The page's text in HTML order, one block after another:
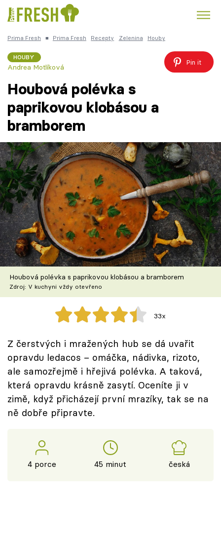
Česká kuchyně
Témata
Recepty
Články
TV Program
Škola vaření
Recepty z TV
Speciál: Cuketa
Těhotnej kuchař
Přihlášení
Sledujte nás
Prima Fresh ■ Prima Fresh Recepty Zelenina Houby
HOUBY
Andrea Motlíková
Pin it
Houbová polévka s
paprikovou klobásou a
bramborem
Houbová polévka s paprikovou klobásou a bramborem
Zdroj: V kuchyni vždy otevřeno
33x
Z čerstvých i mražených hub se dá uvařit
opravdu ledacos – omáčka, nádivka, rizoto,
ale samozřejmě i hřejivá polévka. A taková,
která opravdu krásně zasytí. Oceníte ji v
zimě, když přicházejí první mrazíky, tak se na
ně dobře připravte.
4 porce 45 minut česká